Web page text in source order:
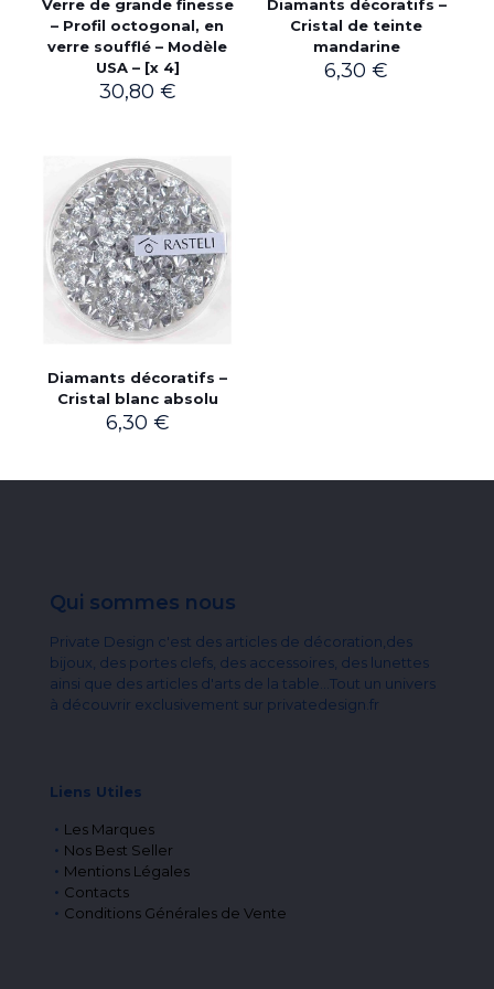
Verre de grande finesse
– Profil octogonal, en
verre soufflé – Modèle
USA – [x 4]
30,80 €
Diamants décoratifs –
Cristal de teinte
mandarine
6,30€
Diamants décoratifs –
Cristal blanc absolu
6,30 €
Qui sommes nous
Private Design c'est des articles de décoration,des
bijoux, des portes clefs, des accessoires, des lunettes
ainsi que des articles d'arts de la table...Tout un univers
à découvrir exclusivement sur privatedesign.fr
Liens Utiles
Les Marques
Nos Best Seller
Mentions Légales
Contacts
Conditions Générales de Vente